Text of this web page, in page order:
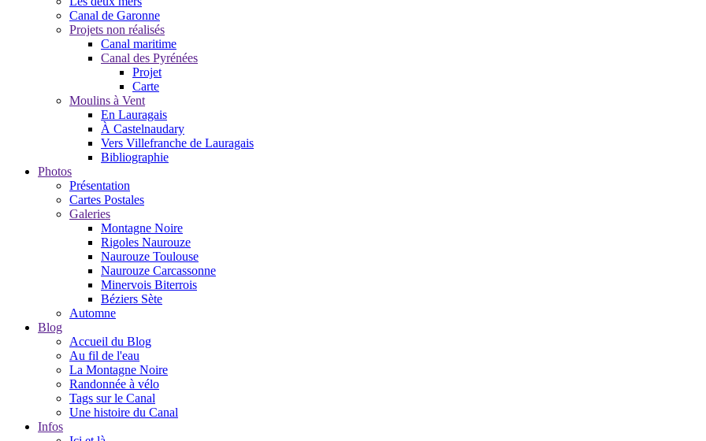
Canal de Garonne
Projets non réalisés
Canal maritime
Canal des Pyrénées
Projet
Carte
Moulins à Vent
En Lauragais
À Castelnaudary
Vers Villefranche de Lauragais
Bibliographie
Photos
Présentation
Cartes Postales
Galeries
Montagne Noire
Rigoles Naurouze
Naurouze Toulouse
Naurouze Carcassonne
Minervois Biterrois
Béziers Sète
Automne
Blog
Accueil du Blog
Au fil de l'eau
La Montagne Noire
Randonnée à vélo
Tags sur le Canal
Une histoire du Canal
Infos